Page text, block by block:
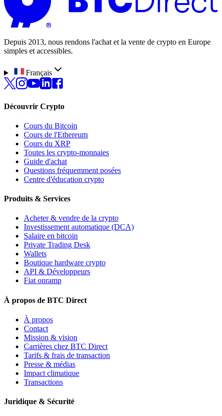
Depuis 2013, nous rendons l'achat et la vente de crypto en Europe
simples et accessibles.
Français
Découvrir Crypto
Cours du Bitcoin
Cours de l'Ethereum
Cours du XRP
Toutes les crypto-monnaies
Guide d'achat
Questions fréquemment posées
Centre d'éducation crypto
Produits & Services
Acheter & vendre de la crypto
Investissement automatique (DCA)
Salaire en bitcoin
Private Trading Desk
Wallets
Boutique hardware crypto
API & Développeurs
Fiat onramp
À propos de BTC Direct
À propos
Contact
Mission & vision
Carrières chez BTC Direct
Tarifs & frais de transaction
Presse & médias
Impact climatique
Transactions
Juridique & Sécurité